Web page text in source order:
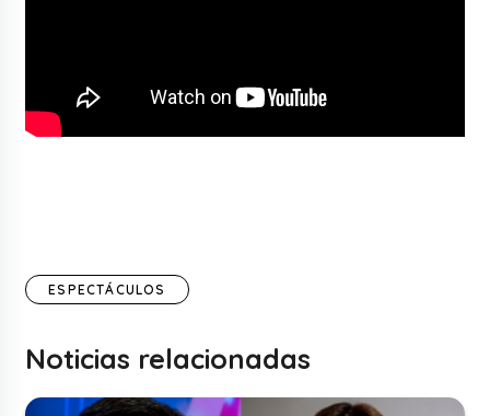
ESPECTÁCULOS
Noticias relacionadas